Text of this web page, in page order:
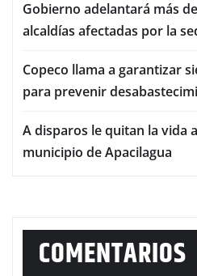
Gobierno adelantará más
alcaldías afectadas por la
Copeco llama a garantizar
para prevenir
A disparos le quitan la vida
municipio de Apacilagua
COMENTARIOS